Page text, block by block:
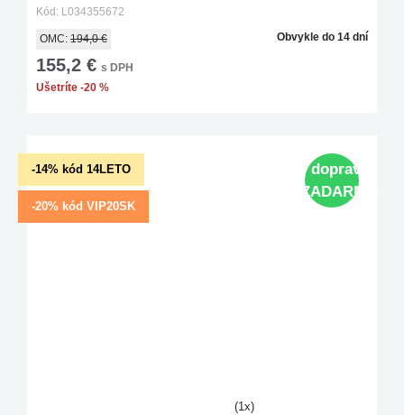
Kód: L034355672
OMC: 194,0 €
155,2 € s DPH
Ušetríte -20 %
Obvykle do 14 dní
-14% kód 14LETO
-20% kód VIP20SK
doprava
ZADARMO
(1x)